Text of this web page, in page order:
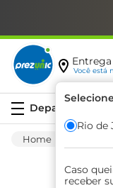
Você está
Rio de
Caso
receber